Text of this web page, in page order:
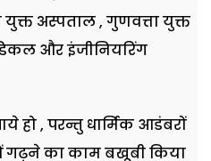
युक्त अस्पताल, गुणवत्ता युक्त
और इंजीनियरिंग
हो, परन्तु धार्मिक आडंबरों
गढ़ने का काम बखूबी किया